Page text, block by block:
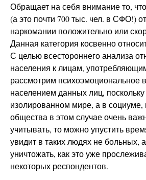
Обращает на себя внимание то,
(а это почти 700 тыс. чел. в СФО!)
наркомании положительно или
Данная категория косвенно
С целью всестороннего анализа
населения к лицам,
рассмотрим психоэмоциональное
населением данных лиц,
изолированном мире, а в социуме,
общества в этом случае очень
учитывать, то можно упустить
увидит в таких людях не больных,
уничтожать, как это уже
некоторых респондентов.